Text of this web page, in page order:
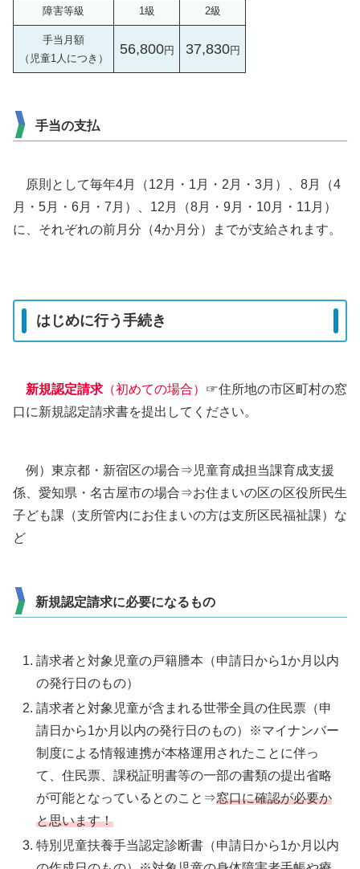
障害等級 1級 2級
手当月額
（児童1人につき）
56,800円 37,830円
手当の支払
原則として毎年4月（12月・1月・2月・3月）、8月（4
月・5月・6月・7月）、12月（8月・9月・10月・11月）
に、それぞれの前月分（4か月分）までが支給されます。
はじめに行う手続き
新規認定請求 （初めての場合） ☞住所地の市区町村の窓
口に新規認定請求書を提出してください。
例）東京都・新宿区の場合⇒児童育成担当課育成支援
係、愛知県・名古屋市の場合⇒お住まいの区の区役所民生
子ども課（支所管内にお住まいの方は支所区民福祉課）な
ど
新規認定請求に必要になるもの
請求者と対象児童の戸籍謄本（申請日から1か月以内
の発行日のもの）
請求者と対象児童が含まれる世帯全員の住民票（申
請日から1か月以内の発行日のもの）※マイナンバー
制度による情報連携が本格運用されたことに伴っ
て、住民票、課税証明書等の一部の書類の提出省略
が可能となっているとのこと⇒窓口に確認が必要か
と思います！
特別児童扶養手当認定診断書（申請日から1か月以内